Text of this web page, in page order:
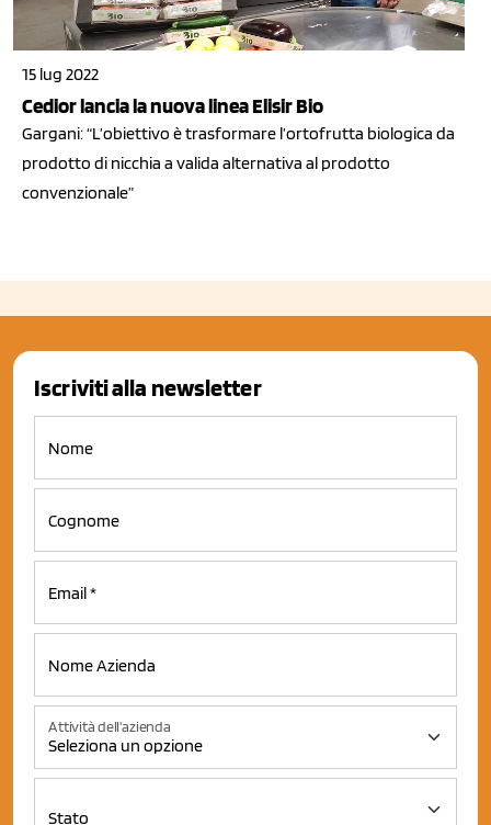
15 lug 2022
Cedior lancia la nuova linea Elisir Bio
Gargani: “L’obiettivo è trasformare l’ortofrutta biologica da
prodotto di nicchia a valida alternativa al prodotto
convenzionale”
Iscriviti alla newsletter
Attività dell'azienda